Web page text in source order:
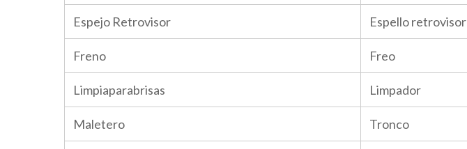
Espejo Retrovisor Espello retrovisor
Freno Freo
Limpiaparabrisas Limpador
Maletero Tronco